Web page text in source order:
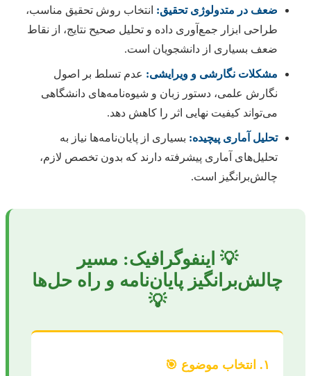
ضعف در متدولوژی تحقیق: انتخاب روش تحقیق مناسب،
طراحی ابزار جمع‌آوری داده و تحلیل صحیح نتایج، از نقاط
ضعف بسیاری از دانشجویان است.
مشکلات نگارشی و ویرایشی: عدم تسلط بر اصول
نگارش علمی، دستور زبان و شیوه‌نامه‌های دانشگاهی
می‌تواند کیفیت نهایی اثر را کاهش دهد.
تحلیل آماری پیچیده: بسیاری از پایان‌نامه‌ها نیاز به
تحلیل‌های آماری پیشرفته دارند که بدون تخصص لازم،
چالش‌برانگیز است.
💡 اینفوگرافیک: مسیر
چالش‌برانگیز پایان‌نامه و راه حل‌ها
💡
۱. انتخاب موضوع 🎯